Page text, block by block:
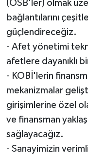
(OSB’ler) olmak
bağlantılarını
güçlendireceğiz.
- Afet yönetimi
afetlere dayanıklı
- KOBİ'lerin
mekanizmalar
girişimlerine özel
ve finansman
sağlayacağız.
- Sanayimizin